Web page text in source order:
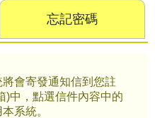
忘記密碼
會寄發通知信到您註
)中，點選信件內容中的
系統。